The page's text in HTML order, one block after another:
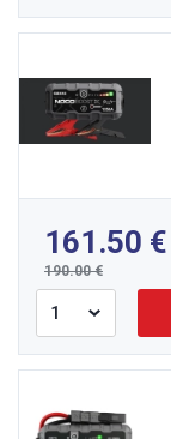
161.50
190.00